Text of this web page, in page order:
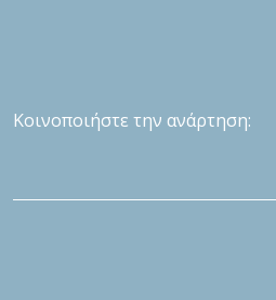
Κοινοποιήστε την ανάρτηση: